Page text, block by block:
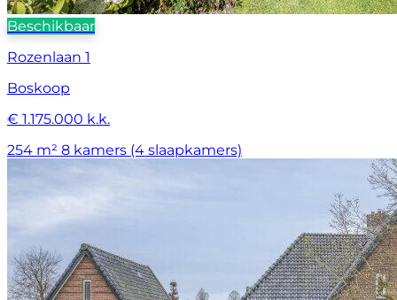
Beschikbaar
Rozenlaan 1
Boskoop
€ 1.175.000 k.k.
254 m² 8 kamers (4 slaapkamers)